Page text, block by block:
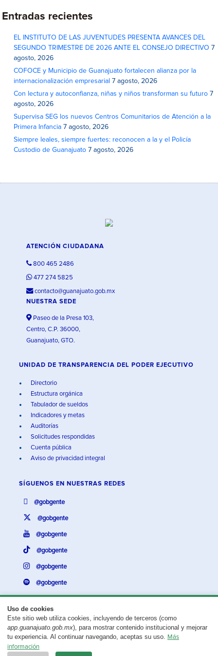
Entradas recientes
EL INSTITUTO DE LAS JUVENTUDES PRESENTA AVANCES DEL
SEGUNDO TRIMESTRE DE 2026 ANTE EL CONSEJO DIRECTIVO 7
agosto, 2026
COFOCE y Municipio de Guanajuato fortalecen alianza por la
internacionalización empresarial 7 agosto, 2026
Con lectura y autoconfianza, niñas y niños transforman su futuro 7
agosto, 2026
Supervisa SEG los nuevos Centros Comunitarios de Atención a la
Primera Infancia 7 agosto, 2026
Siempre leales, siempre fuertes: reconocen a la y el Policía
Custodio de Guanajuato 7 agosto, 2026
Uso de cookies
Este sitio web utiliza cookies, incluyendo de terceros (como
app.guanajuato.gob.mx), para mostrar contenido institucional y mejorar
tu experiencia. Al continuar navegando, aceptas su uso. Más
información
ATENCIÓN CIUDADANA
800 465 2486
477 274 5825
contacto@guanajuato.gob.mx
NUESTRA SEDE
Paseo de la Presa 103,
Centro, C.P. 36000,
Guanajuato, GTO.
UNIDAD DE TRANSPARENCIA DEL PODER EJECUTIVO
Directorio
Estructura orgánica
Tabulador de sueldos
Indicadores y metas
Auditorías
Solicitudes respondidas
Cuenta pública
Aviso de privacidad integral
SÍGUENOS EN NUESTRAS REDES
@gobgente
@gobgente
@gobgente
@gobgente
@gobgente
@gobgente
¿Existe algún problema con esta página?Repórtalo aquí.
Aviso legal